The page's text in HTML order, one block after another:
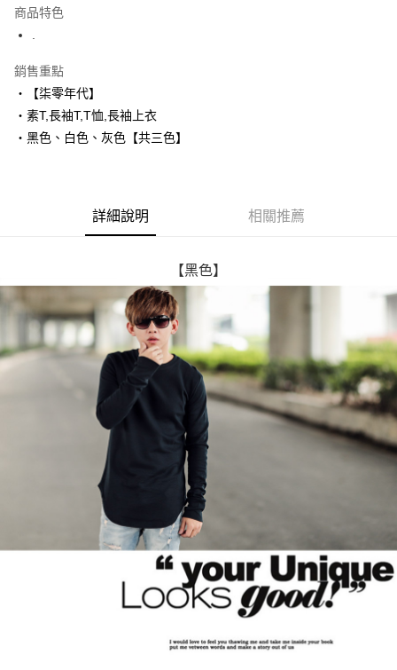
街口支付
悠遊付
Google Pay
AFTEE先享後付是「在收到商品之後才付款」的支付方式。 讓您購物簡單
２．便利：只要手機號碼，簡訊認證，即可結帳。
３．安心：先確認商品／服務後，再付款。
【「AFTEE先享後付」結帳流程】
１．於結帳方式選擇「AFTEE先享後付」後，將跳轉至「AFTEE先享後付」
結帳頁面，進行簡訊認證並確認金額後，即可完成結帳。
２．訂單成立數日內，您將收到繳費通知簡訊。
３．收到繳費通知簡訊後14天內，點擊此簡訊中的連結，可透過四大超商／
ATM／網路銀行／等多元方式進行付款，方視為交易完成。
※ 請注意：結帳手續完成當下不需立刻繳費，但若您需要取消訂單，請聯絡
購買商品的店家。未經商家同意取消之訂單仍視為有效，需透過AFTEE先享
後付繳納相關費用。
※ 交易是否成功請以「AFTEE先享後付 」之結帳頁面顯示為準，若有關於
是否繳費成功／繳費後需取消欲退款等相關疑問，請聯繫「AFTEE先享後付
https://netprotections.freshdesk.com/support/home
１．透過由恩沛科技股份有限公司提供之「AFTEE先享後付」服務完成之交
易，需依本服務之必要範圍內提供個人資料，並將交易相關給付款項請求債
權轉讓予恩沛科技股份有限公司。
２．關於個人資料處理事宜，請瀏覽以下網址：
https://aftee.tw/terms/#terms3
３．未成年的使用者請事先徵得法定代理人或監護人之同意方可使用
全家付款取貨
每筆NT$80，滿NT$1,800(含以上)免運費
先付款後全家取貨
每筆NT$80，滿NT$1,800(含以上)免運費
每筆NT$80，滿NT$1,800(含以上)免運費
先付款後7-11取貨
每筆NT$80，滿NT$1,800(含以上)免運費
每筆NT$120，滿NT$3,000(含以上)免運費
商品特色
銷售重點
‧【柒零年代】
‧素T,長袖T,T恤,長袖上衣
‧黑色、白色、灰色【共三色】
詳細說明 相關推薦
【黑色】